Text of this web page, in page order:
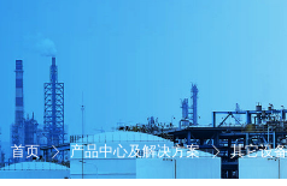
首页  产品中心及解决方案  其它设